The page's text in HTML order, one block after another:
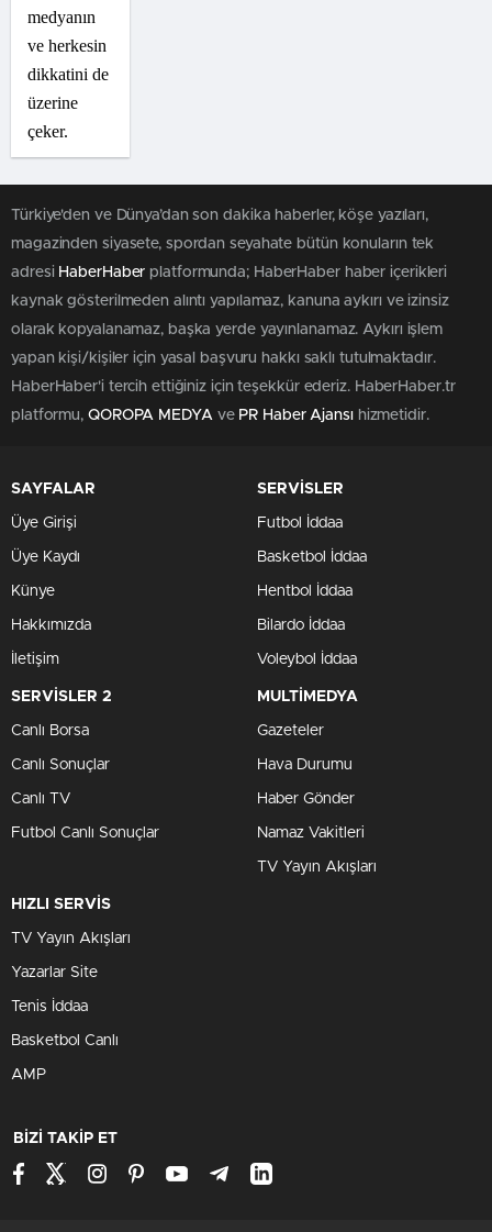
medyanın
ve herkesin
dikkatini de
üzerine
çeker.
Türkiye'den ve Dünya’dan son dakika haberler, köşe yazıları,
magazinden siyasete, spordan seyahate bütün konuların tek
adresi HaberHaber platformunda; HaberHaber haber içerikleri
kaynak gösterilmeden alıntı yapılamaz, kanuna aykırı ve izinsiz
olarak kopyalanamaz, başka yerde yayınlanamaz. Aykırı işlem
yapan kişi/kişiler için yasal başvuru hakkı saklı tutulmaktadır.
HaberHaber'i tercih ettiğiniz için teşekkür ederiz. HaberHaber.tr
platformu, QOROPA MEDYAve PR Haber Ajansıhizmetidir.
SAYFALAR
Üye Girişi
Üye Kaydı
Künye
Hakkımızda
İletişim
SERVİSLER
Futbol İddaa
Basketbol İddaa
Hentbol İddaa
Bilardo İddaa
Voleybol İddaa
SERVİSLER 2
Canlı Borsa
Canlı Sonuçlar
Canlı TV
Futbol Canlı Sonuçlar
MULTİMEDYA
Gazeteler
Hava Durumu
Haber Gönder
Namaz Vakitleri
TV Yayın Akışları
HIZLI SERVİS
TV Yayın Akışları
Yazarlar Site
Tenis İddaa
Basketbol Canlı
AMP
BİZİ TAKİP ET